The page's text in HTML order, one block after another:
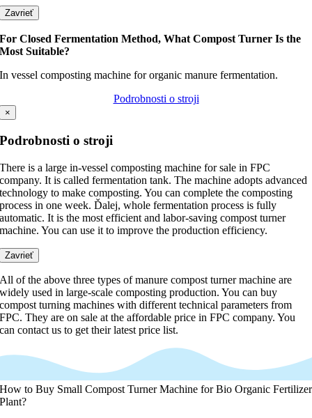
Zavrieť
For Closed Fermentation Method,What Compost Turner Is the
Most Suitable?
In vessel composting machine for organic manure fermentation.
Podrobnosti o stroji
×
Podrobnosti o stroji
There is a large in-vessel composting machine for sale in FPC
company.It is called fermentation tank.The machine adopts advanced
technology to make composting.You can complete the composting
process in one week. Ďalej,whole fermentation process is fully
automatic.It is the most efficient and labor-saving compost turner
machine.You can use it to improve the production efficiency.
Zavrieť
All of the above three types of manure compost turner machine are
widely used in large-scale composting production.You can buy
compost turning machines with different technical parameters from
FPC.They are on sale at the affordable price in FPC company.You
can contact us to get their latest price list.
How to Buy Small Compost Turner Machine for Bio Organic Fertilizer
Plant?